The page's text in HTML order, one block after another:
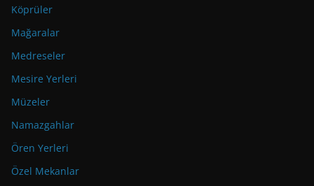
Köprüler
Mağaralar
Medreseler
Mesire Yerleri
Müzeler
Namazgahlar
Ören Yerleri
Özel Mekanlar